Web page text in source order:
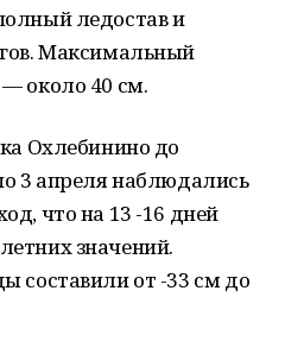
ледостав и
Максимальный
около 40 см.
Охлебинино до
3 апреля наблюдались
что на 13 -16 дней
значений.
составили от -33 см до